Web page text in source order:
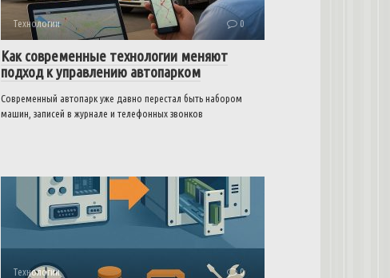
Технологии 0
Как современные технологии меняют
подход к управлению автопарком
Современный автопарк уже давно перестал быть набором
машин, записей в журнале и телефонных звонков
Технологии 0